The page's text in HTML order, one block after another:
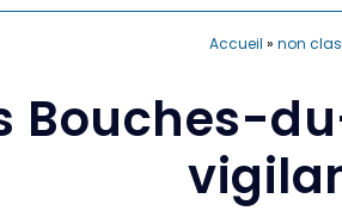
Accueil » non
Bouches-